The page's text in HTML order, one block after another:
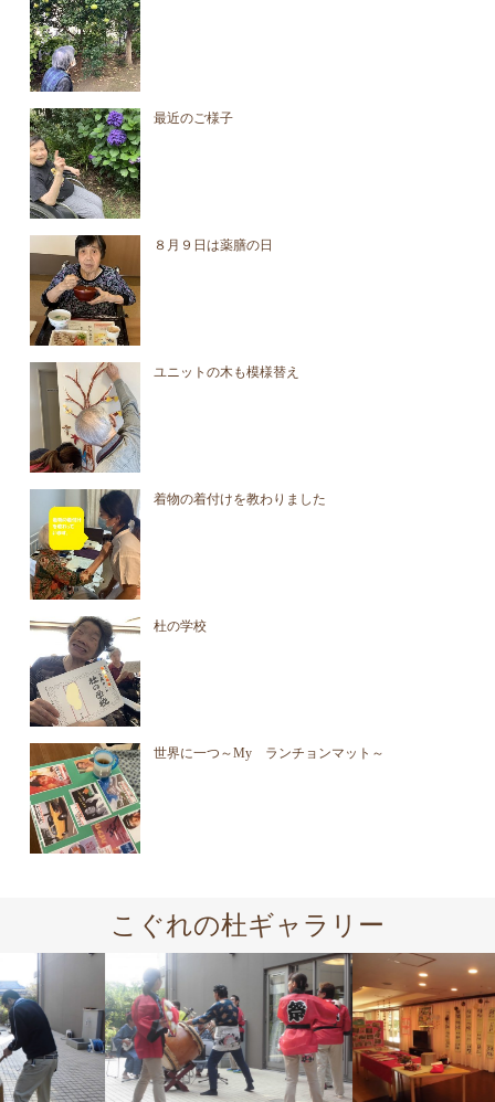
最近のご様子
８月９日は薬膳の日
ユニットの木も模様替え
着物の着付けを教わりました
杜の学校
世界に一つ～My ランチョンマット～
こぐれの杜ギャラリー